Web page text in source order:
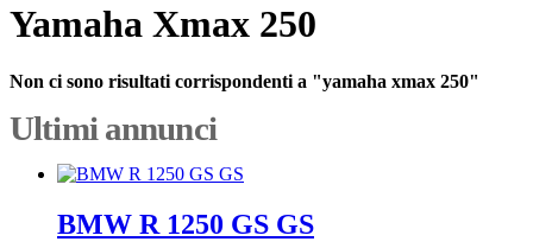
Yamaha Xmax 250
Non ci sono risultati corrispondenti a "yamaha xmax 250"
Ultimi annunci
BMW R 1250 GS GS